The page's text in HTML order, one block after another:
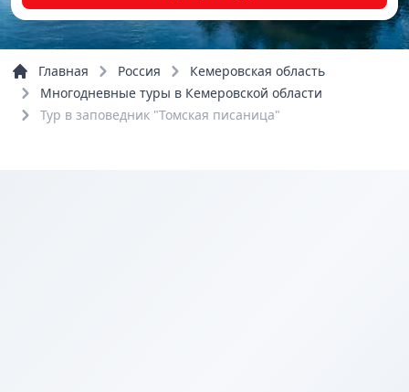
Главная Россия
Кемеровская область
Многодневные туры в Кемеровской области
Тур в заповедник "Томская писаница"